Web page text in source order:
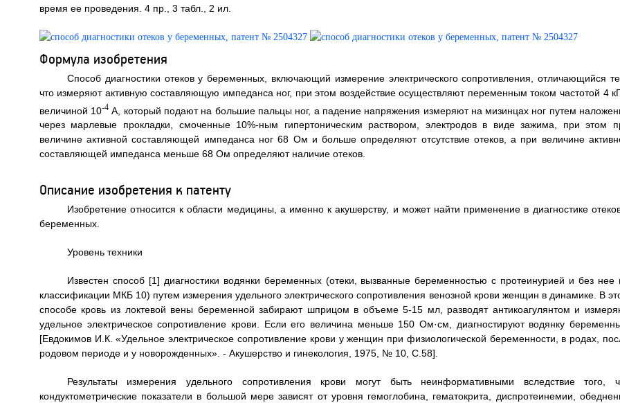
время ее проведения. 4 пр., 3 табл., 2 ил.
Формула изобретения
Способ диагностики отеков у беременных, включающий измерение электрического сопротивления, отличающийся
что измеряют активную составляющую импеданса ног, при этом воздействие осуществляют переменным током частотой 4
величиной 10-4 А, который подают на большие пальцы ног, а падение напряжения измеряют на мизинцах ног путем
через марлевые прокладки, смоченные 10%-ным гипертоническим раствором, электродов в виде зажима, при этом
величине активной составляющей импеданса ног 68 Ом и больше определяют отсутствие отеков, а при величине
составляющей импеданса меньше 68 Ом определяют наличие отеков.
Описание изобретения к патенту
Изобретение относится к области медицины, а именно к акушерству, и может найти применение в диагностике
беременных.
Уровень техники
Известен способ [1] диагностики водянки беременных (отеки, вызванные беременностью с протеинурией и без нее
классификации МКБ 10) путем измерения удельного электрического сопротивления венозной крови женщин в динамике. В
способе кровь из локтевой вены беременной забирают шприцом в объеме 5-15 мл, разводят антикоагулянтом и
удельное электрическое сопротивление крови. Если его величина меньше 150 Ом·см, диагностируют водянку
[Евдокимов И.К. «Удельное электрическое сопротивление крови у женщин при физиологической беременности, в родах,
родовом периоде и у новорожденных». - Акушерство и гинекология, 1975, № 10, С.58].
Результаты измерения удельного сопротивления крови могут быть неинформативными вследствие того,
кондуктометрические показатели в большой мере зависят от уровня гемоглобина, гематокрита, диспротеинемии,